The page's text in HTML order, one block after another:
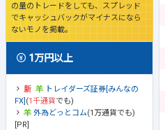
の量のトレードをしても、スプレッド
でキャッシュバックがマイナスになら
ないモノを掲載。
1万円以上
トレイダーズ証券[みんなの
FX] (1千通貨でも)
外為どっとコム(1万通貨でも)
[PR]